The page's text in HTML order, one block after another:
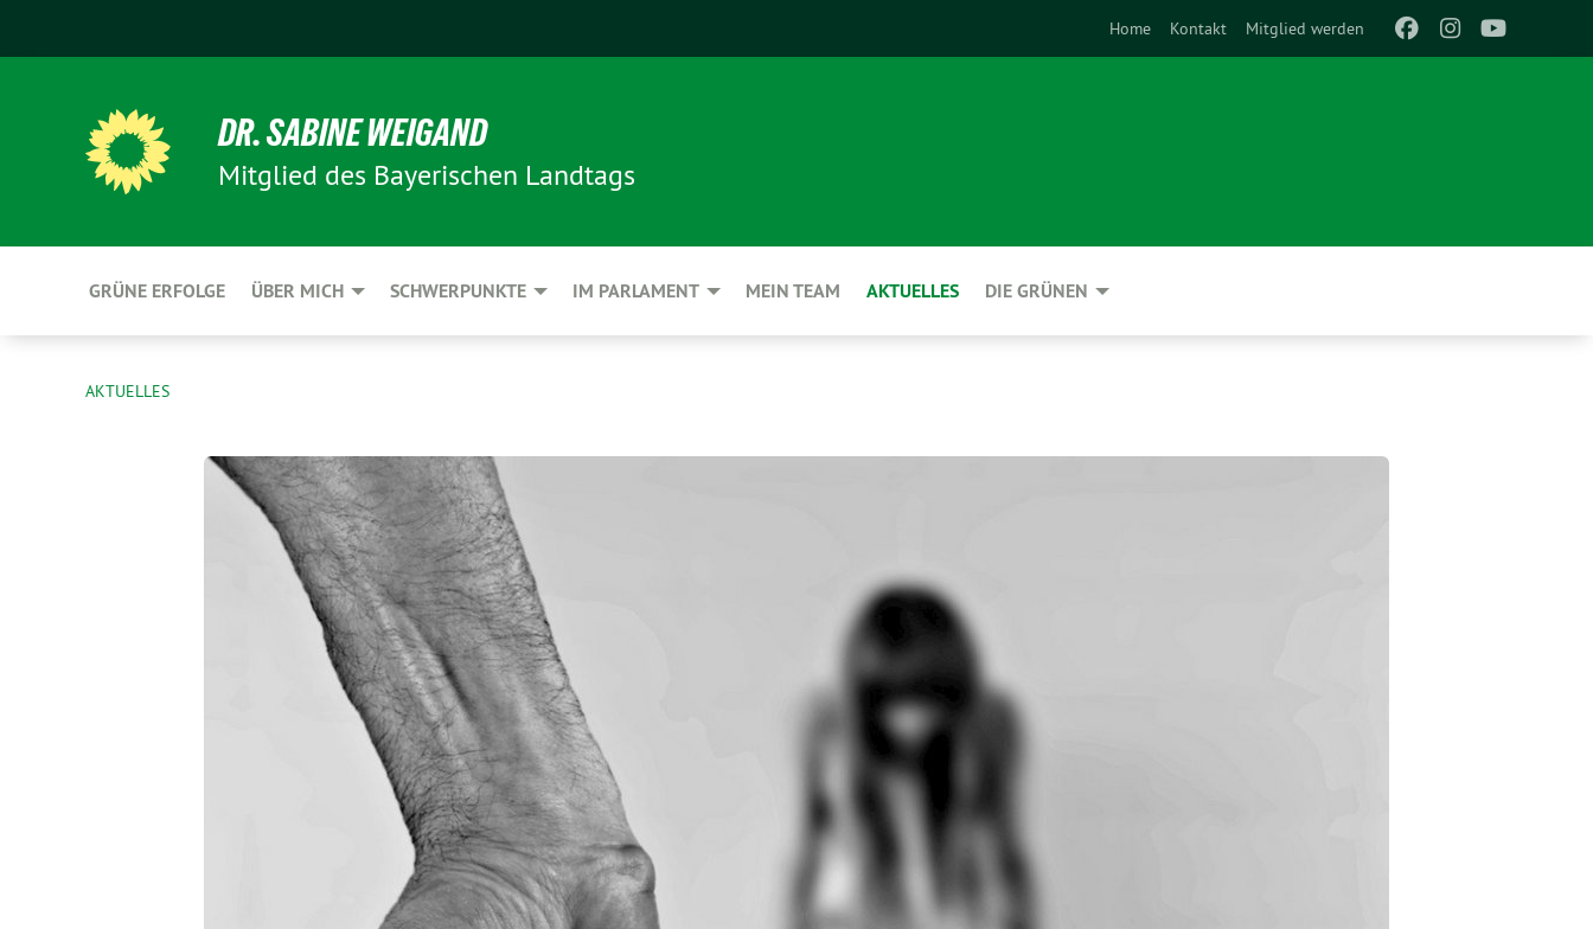
Home Kontakt Mitglied werden
DR. SABINE WEIGAND
Mitglied des Bayerischen Landtags
GRÜNE ERFOLGE ÜBER MICH SCHWERPUNKTE IM PARLAMENT MEIN TEAM AKTUELLES DIE GRÜNEN
AKTUELLES